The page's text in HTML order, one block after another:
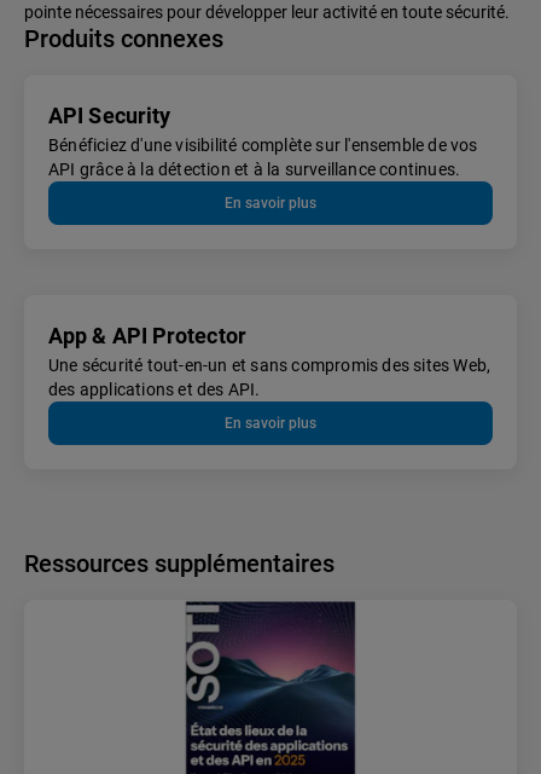
pointe nécessaires pour développer leur activité en toute sécurité.
Produits connexes
API Security
Bénéficiez d'une visibilité complète sur l'ensemble de vos
API grâce à la détection et à la surveillance continues.
En savoir plus
App & API Protector
Une sécurité tout-en-un et sans compromis des sites Web,
des applications et des API.
En savoir plus
Ressources supplémentaires